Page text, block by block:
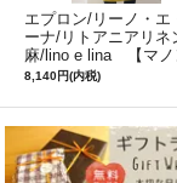
エプロン/リーノ・エ
ーナ/リトアニアリネ
麻/lino e lina 【マノ
ミモザ
8,140円(内税)